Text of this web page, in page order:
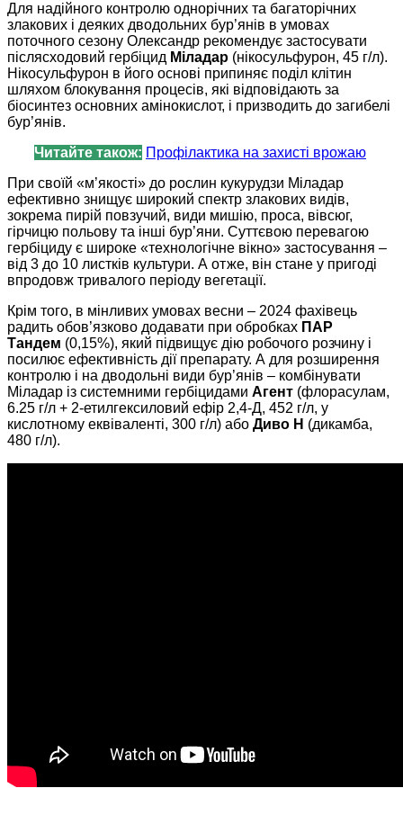
Для надійного контролю однорічних та багаторічних
злакових і деяких дводольних бур’янів в умовах
поточного сезону Олександр рекомендує застосувати
післясходовий гербіцид Міладар (нікосульфурон, 45 г/л).
Нікосульфурон в його основі припиняє поділ клітин
шляхом блокування процесів, які відповідають за
біосинтез основних амінокислот, і призводить до загибелі
бур’янів.
Читайте також: Профілактика на захисті врожаю
При своїй «м’якості» до рослин кукурудзи Міладар
ефективно знищує широкий спектр злакових видів,
зокрема пирій повзучий, види мишію, проса, вівсюг,
гірчицю польову та інші бур’яни. Суттєвою перевагою
гербіциду є широке «технологічне вікно» застосування –
від 3 до 10 листків культури. А отже, він стане у пригоді
впродовж тривалого періоду вегетації.
Крім того, в мінливих умовах весни – 2024 фахівець
радить обов’язково додавати при обробках ПАР
Тандем (0,15%), який підвищує дію робочого розчину і
посилює ефективність дії препарату. А для розширення
контролю і на дводольні види бур’янів – комбінувати
Міладар із системними гербіцидами Агент (флорасулам,
6.25 г/л + 2-етилгексиловий ефір 2,4-Д, 452 г/л, у
кислотному еквіваленті, 300 г/л) або Диво Н (дикамба,
480 г/л).